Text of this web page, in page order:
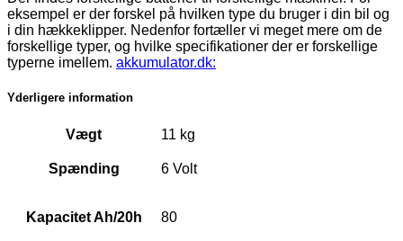
eksempel er der forskel på hvilken type du bruger i din bil og
i din hækkeklipper. Nedenfor fortæller vi meget mere om de
forskellige typer, og hvilke specifikationer der er forskellige
typerne imellem. akkumulator.dk:
Yderligere information
Vægt 11 kg
Spænding 6 Volt
Kapacitet Ah/20h 80